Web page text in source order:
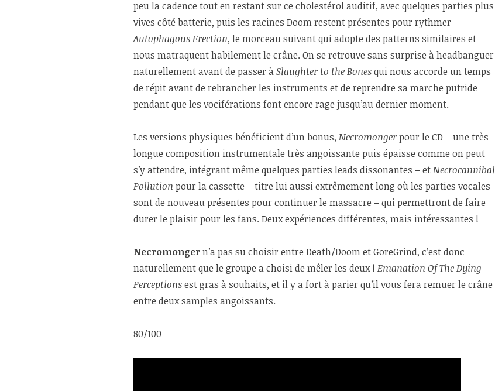
peu la cadence tout en restant sur ce cholestérol auditif, avec quelques parties plus
vives côté batterie, puis les racines Doom restent présentes pour rythmer
Autophagous Erection, le morceau suivant qui adopte des patterns similaires et
nous matraquent habilement le crâne. On se retrouve sans surprise à headbanguer
naturellement avant de passer àSlaughter to the Bonesqui nous accorde un temps
de répit avant de rebrancher les instruments et de reprendre sa marche putride
pendant que les vociférations font encore rage jusqu’au dernier moment.
Les versions physiques bénéficient d’un bonus, Necromongerpour le CD – une très
longue composition instrumentale très angoissante puis épaisse comme on peut
s’y attendre, intégrant même quelques parties leads dissonantes – etNecrocannibal
Pollution pour la cassette – titre lui aussi extrêmement long où les parties vocales
sont de nouveau présentes pour continuer le massacre – qui permettront de faire
durer le plaisir pour les fans. Deux expériences différentes, mais intéressantes !
Necromongern’a pas su choisir entre Death/Doom et GoreGrind, c’est donc
naturellement que le groupe a choisi de mêler les deux ! Emanation Of The Dying
Perceptionsest gras à souhaits, et il y a fort à parier qu’il vous fera remuer le crâne
entre deux samples angoissants.
80/100